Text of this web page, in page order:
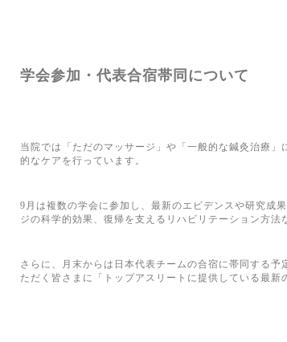
学会参加・代表合宿帯同について
当院では「ただのマッサージ」や「一般的な鍼灸治療
的なケアを行っています。
9月は複数の学会に参加し、最新のエビデンスや研究成
ジの科学的効果、復帰を支えるリハビリテーション方法
さらに、月末からは日本代表チームの合宿に帯同する
ただく皆さまに「トップアスリートに提供している最新